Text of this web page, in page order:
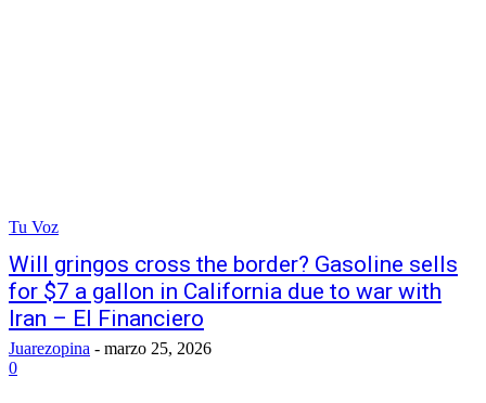
Tu Voz
Will gringos cross the border? Gasoline sells
for $7 a gallon in California due to war with
Iran – El Financiero
Juarezopina - marzo 25, 2026
0